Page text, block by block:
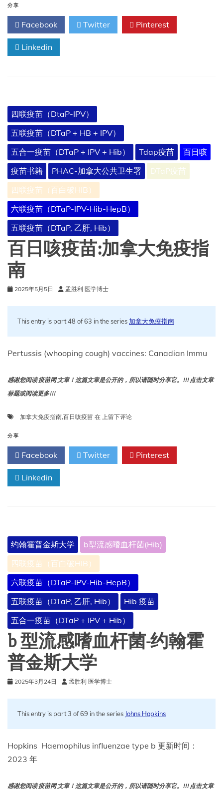
质
炎
分享
Facebook Twitter Pinterest
Linkedin
四联疫苗（DtaP-IPV）
五联疫苗（DTaP + HB + IPV）
五合一疫苗（DTaP + IPV + Hib）
Tdap疫苗
百日咳
疫苗书籍
PHAC-加拿大公共卫生署
DTaP疫苗
四联疫苗（百白破HIB）
六联疫苗（DTaP-IPV-Hib-HepB）
五联疫苗（DTaP, 乙肝, Hib）
百日咳疫苗:加拿大免疫指
南
2025年5月5日 孟胜利 医学博士
This entry is part 48 of 63 in the series 加拿大免疫指南
Pertussis (whooping cough) vaccines: Canadian Immu
感谢您阅读 疫苗网 文章！这篇文章是公开的，所以请随时分享它。!!! 点击文章
标题或阅读更多!!!
加拿大免疫指南,百日咳疫苗 在 百
疫
苗:
加
上留下评论
分享
Facebook Twitter Pinterest
Linkedin
约翰霍普金斯大学
b型流感嗜血杆菌(Hib)
四联疫苗（百白破HIB）
六联疫苗（DTaP-IPV-Hib-HepB）
五联疫苗（DTaP, 乙肝, Hib）
Hib 疫苗
五合一疫苗（DTaP + IPV + Hib）
b 型流感嗜血杆菌-约翰霍
普金斯大学
2025年3月24日 孟胜利 医学博士
This entry is part 3 of 69 in the series Johns Hopkins
Hopkins Haemophilus influenzae type b 更新时间：
2023 年
感谢您阅读 疫苗网 文章！这篇文章是公开的，所以请随时分享它。!!! 点击文章